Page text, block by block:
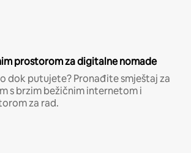
prostorom za digitalne nomade
dok putujete? Pronađite smještaj za
s brzim bežičnim internetom i
za rad.